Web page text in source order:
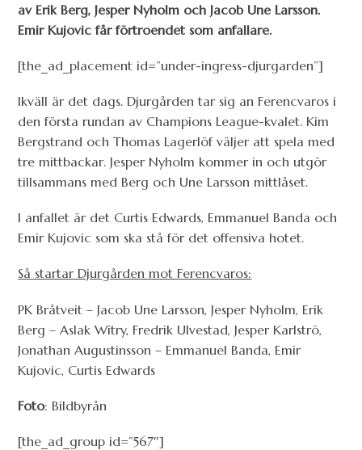
av Erik Berg, Jesper Nyholm och Jacob Une Larsson.
Emir Kujovic får förtroendet som anfallare.
[the_ad_placement id=”under-ingress-djurgarden”]
Ikväll är det dags. Djurgården tar sig an Ferencvaros i
den första rundan av Champions League-kvalet. Kim
Bergstrand och Thomas Lagerlöf väljer att spela med
tre mittbackar. Jesper Nyholm kommer in och utgör
tillsammans med Berg och Une Larsson mittlåset.
I anfallet är det Curtis Edwards, Emmanuel Banda och
Emir Kujovic som ska stå för det offensiva hotet.
Så startar Djurgården mot Ferencvaros:
PK Bråtveit – Jacob Une Larsson, Jesper Nyholm, Erik
Berg – Aslak Witry, Fredrik Ulvestad, Jesper Karlströ,
Jonathan Augustinsson – Emmanuel Banda, Emir
Kujovic, Curtis Edwards
Foto: Bildbyrån
[the_ad_group id=”567″]